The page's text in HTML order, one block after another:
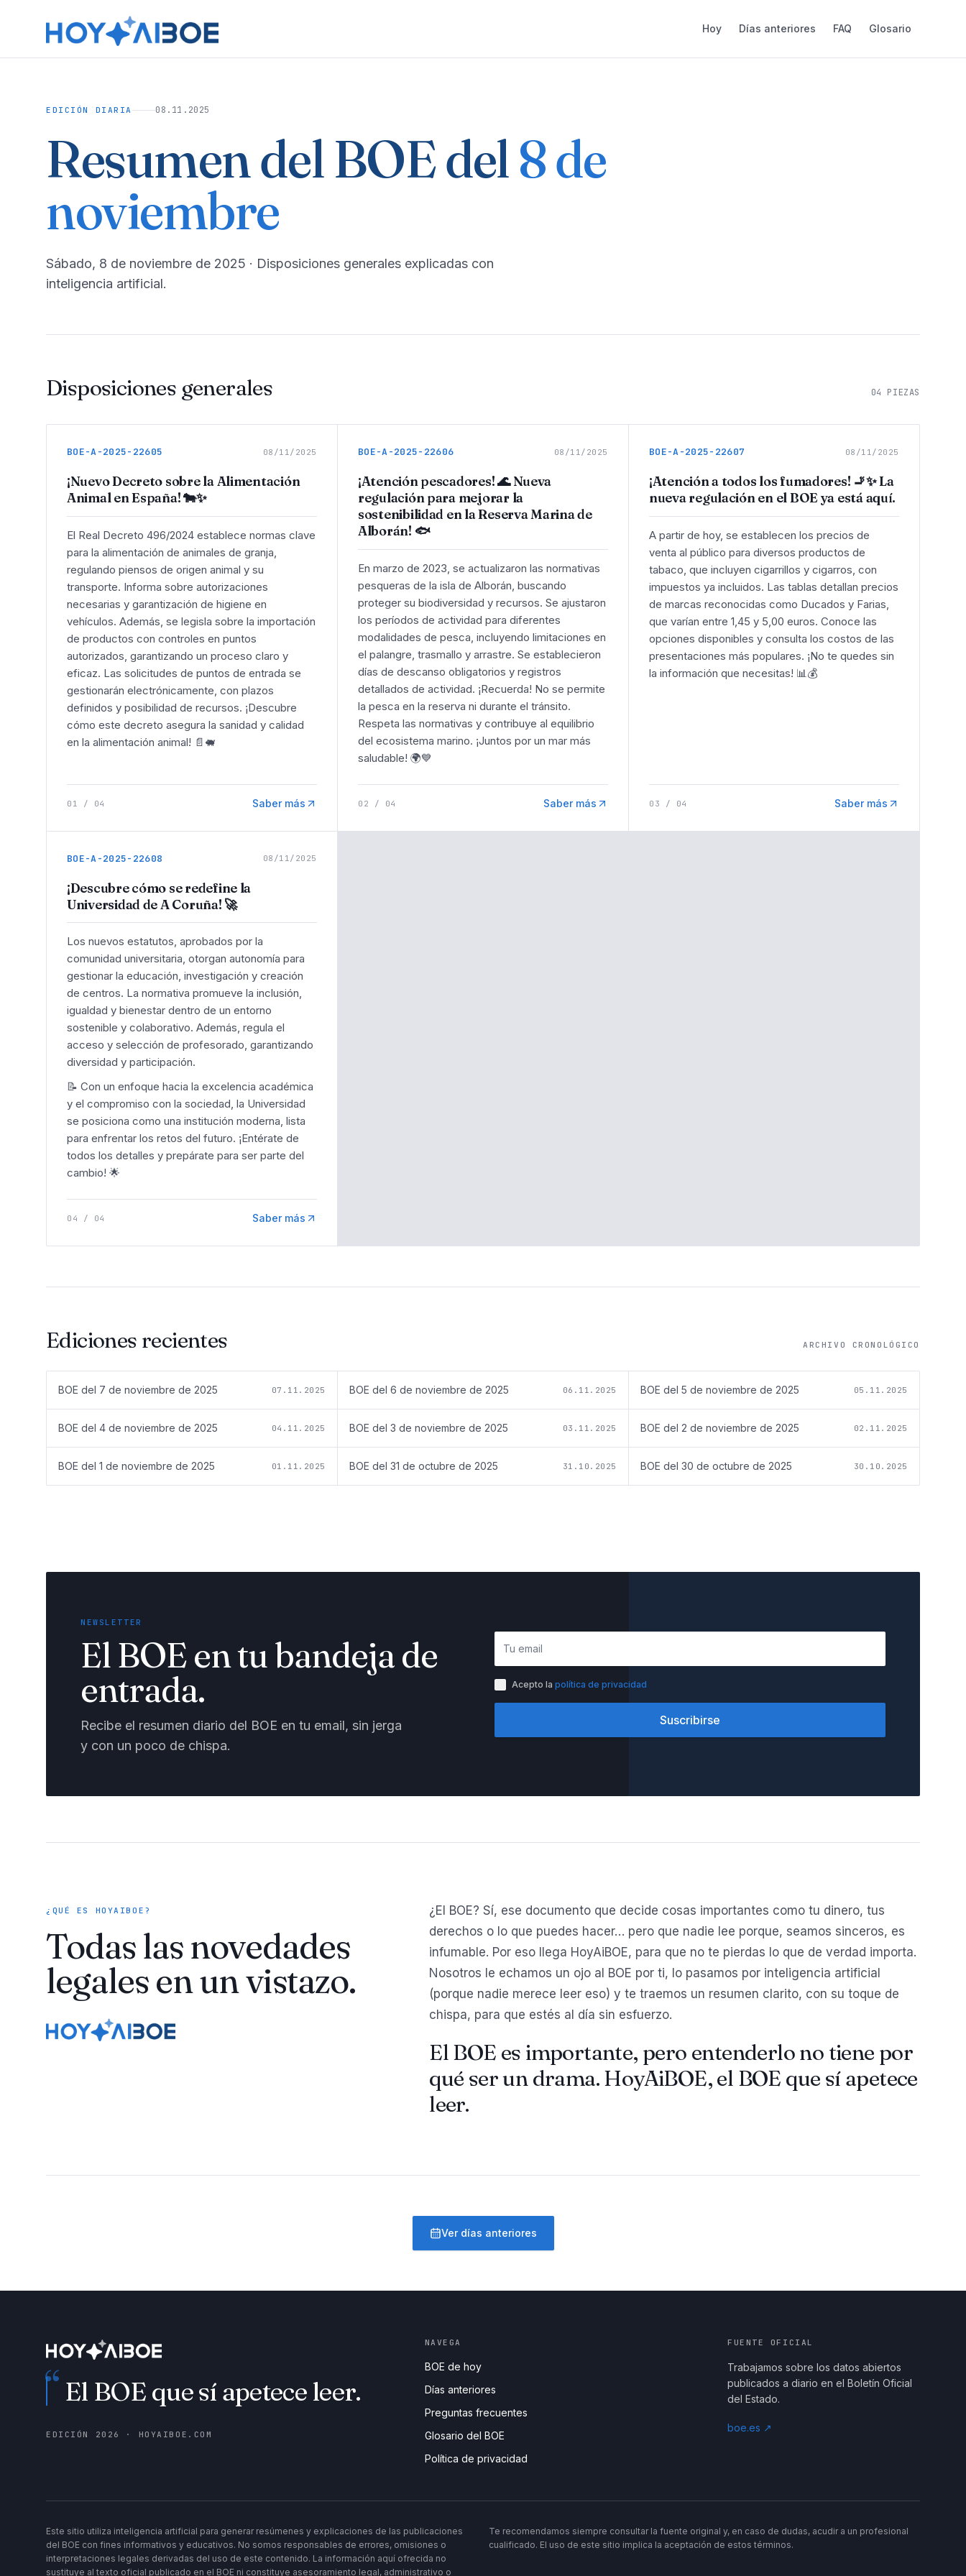
Hoy Días anteriores FAQ Glosario
EDICIÓN DIARIA 08.11.2025
Resumen del BOE del8 de
noviembre
sábado, 8 de noviembre de 2025 · Disposiciones generales explicadas con
inteligencia artificial.
Disposiciones generales 04 PIEZAS
BOE-A-2025-22605 08/11/2025
¡Nuevo Decreto sobre la Alimentación
Animal en España! 🐄✨
El Real Decreto 496/2024 establece normas clave
para la alimentación de animales de granja,
regulando piensos de origen animal y su
transporte. Informa sobre autorizaciones
necesarias y garantización de higiene en
vehículos. Además, se legisla sobre la importación
de productos con controles en puntos
autorizados, garantizando un proceso claro y
eficaz. Las solicitudes de puntos de entrada se
gestionarán electrónicamente, con plazos
definidos y posibilidad de recursos. ¡Descubre
cómo este decreto asegura la sanidad y calidad
en la alimentación animal! 📄🐖
01 / 04 Saber más
BOE-A-2025-22606 08/11/2025
¡Atención pescadores! 🌊 Nueva
regulación para mejorar la
sostenibilidad en la Reserva Marina de
Alborán! 🐟
En marzo de 2023, se actualizaron las normativas
pesqueras de la isla de Alborán, buscando
proteger su biodiversidad y recursos. Se ajustaron
los períodos de actividad para diferentes
modalidades de pesca, incluyendo limitaciones en
el palangre, trasmallo y arrastre. Se establecieron
días de descanso obligatorios y registros
detallados de actividad. ¡Recuerda! No se permite
la pesca en la reserva ni durante el tránsito.
Respeta las normativas y contribuye al equilibrio
del ecosistema marino. ¡Juntos por un mar más
saludable! 🌍💙
02 / 04 Saber más
BOE-A-2025-22607 08/11/2025
¡Atención a todos los fumadores! 🚬✨ La
nueva regulación en el BOE ya está aquí.
A partir de hoy, se establecen los precios de
venta al público para diversos productos de
tabaco, que incluyen cigarrillos y cigarros, con
impuestos ya incluidos. Las tablas detallan precios
de marcas reconocidas como Ducados y Farias,
que varían entre 1,45 y 5,00 euros. Conoce las
opciones disponibles y consulta los costos de las
presentaciones más populares. ¡No te quedes sin
la información que necesitas! 📊💰
03 / 04 Saber más
BOE-A-2025-22608 08/11/2025
¡Descubre cómo se redefine la
Universidad de A Coruña! 🚀
Los nuevos estatutos, aprobados por la
comunidad universitaria, otorgan autonomía para
gestionar la educación, investigación y creación
de centros. La normativa promueve la inclusión,
igualdad y bienestar dentro de un entorno
sostenible y colaborativo. Además, regula el
acceso y selección de profesorado, garantizando
diversidad y participación.
📝 Con un enfoque hacia la excelencia académica
y el compromiso con la sociedad, la Universidad
se posiciona como una institución moderna, lista
para enfrentar los retos del futuro. ¡Entérate de
todos los detalles y prepárate para ser parte del
cambio! 🌟
04 / 04 Saber más
Ediciones recientes ARCHIVO CRONOLÓGICO
BOE del 7 de noviembre de 2025 07.11.2025 BOE del 6 de noviembre de 2025 06.11.2025 BOE del 5 de noviembre de 2025 05.11.2025
BOE del 4 de noviembre de 2025 04.11.2025 BOE del 3 de noviembre de 2025 03.11.2025 BOE del 2 de noviembre de 2025 02.11.2025
BOE del 1 de noviembre de 2025 01.11.2025 BOE del 31 de octubre de 2025 31.10.2025 BOE del 30 de octubre de 2025 30.10.2025
NEWSLETTER
El BOE en tu bandeja de
entrada.
Recibe el resumen diario del BOE en tu email, sin jerga
y con un poco de chispa.
Acepto la política de privacidad
Suscribirse
¿QUÉ ES HOYAIBOE?
Todas las novedades
legales en un vistazo.
¿El BOE? Sí, ese documento que decide cosas importantes como tu dinero, tus
derechos o lo que puedes hacer… pero que nadie lee porque, seamos sinceros, es
infumable. Por eso llega HoyAiBOE, para que no te pierdas lo que de verdad importa.
Nosotros le echamos un ojo al BOE por ti, lo pasamos por inteligencia artificial
(porque nadie merece leer eso) y te traemos un resumen clarito, con su toque de
chispa, para que estés al día sin esfuerzo.
El BOE es importante, pero entenderlo no tiene por
qué ser un drama. HoyAiBOE, el BOE que sí apetece
leer.
Ver días anteriores
“ El BOE que sí apetece leer.
EDICIÓN 2026 · HOYAIBOE.COM
NAVEGA
BOE de hoy
Días anteriores
Preguntas frecuentes
Glosario del BOE
Política de privacidad
FUENTE OFICIAL
Trabajamos sobre los datos abiertos
publicados a diario en el Boletín Oficial
del Estado.
boe.es ↗
Este sitio utiliza inteligencia artificial para generar resúmenes y explicaciones de las publicaciones
del BOE con fines informativos y educativos. No somos responsables de errores, omisiones o
interpretaciones legales derivadas del uso de este contenido. La información aquí ofrecida no
sustituye al texto oficial publicado en el BOE ni constituye asesoramiento legal, administrativo o
Te recomendamos siempre consultar la fuente original y, en caso de dudas, acudir a un profesional
cualificado. El uso de este sitio implica la aceptación de estos términos.